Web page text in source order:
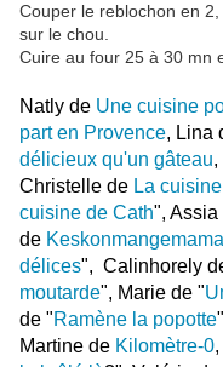
Couper le reblochon en
sur le chou.
Cuire au four 25 à 30 mn
Natly de Une cuisine
part en Provence, Lina
délicieux qu'un gâteau,
Christelle de La
cuisine de Cath", Assia
de
délices", Calinhorely
moutarde", Marie de "
de "Ramène la popotte
Martine de Kilomètre-0